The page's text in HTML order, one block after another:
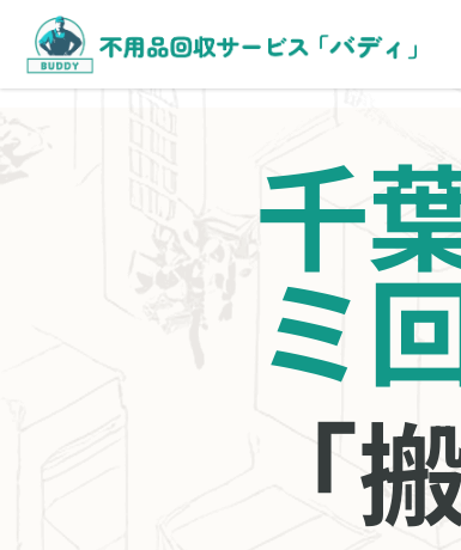
千
ミ
「